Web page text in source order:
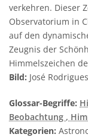
verkehren. Dieser
Observatorium in
auf den
Zeugnis der
Himmelszeichen
Bild: José
Glossar-Begriffe:
Beobachtung ,
Kategorien: